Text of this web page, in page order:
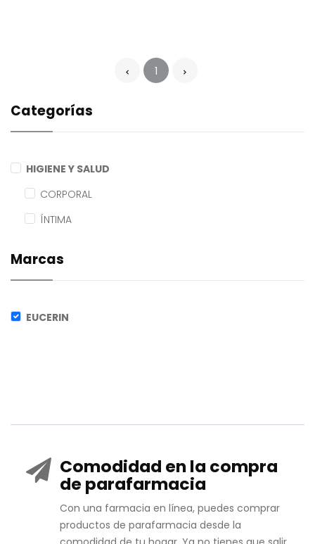
Categorías
HIGIENE Y SALUD
CORPORAL
ÍNTIMA
Marcas
EUCERIN
1
Comodidad en la compra
de parafarmacia
Con una farmacia en línea, puedes comprar
productos de parafarmacia desde la